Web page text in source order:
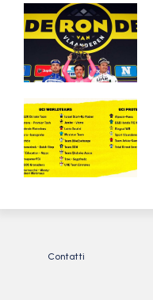
Contatti